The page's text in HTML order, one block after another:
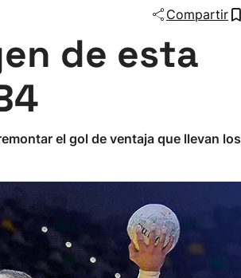
Compartir
de esta
el gol de ventaja que llevan los